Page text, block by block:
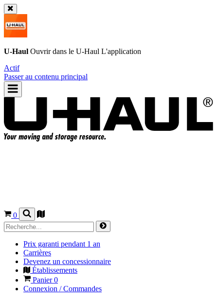
U-Haul Ouvrir dans le U-Haul L'application
Actif
Passer au contenu principal
0
Prix garanti pendant 1 an
Carrières
Devenez un concessionnaire
Établissements
Panier0
Connexion / Commandes